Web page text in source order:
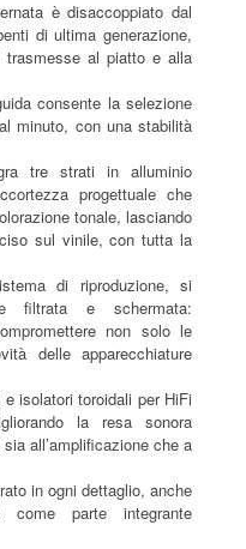
è disaccoppiato dal
di ultima generazione,
trasmesse al piatto e alla
consente la selezione
minuto, con una stabilità
tre strati in alluminio
progettuale che
tonale, lasciando
sul vinile, con tutta la
di riproduzione, si
filtrata e schermata:
non solo le
delle apparecchiature
isolatori toroidali per HiFi
la resa sonora
all’amplificazione che a
in ogni dettaglio, anche
come parte integrante